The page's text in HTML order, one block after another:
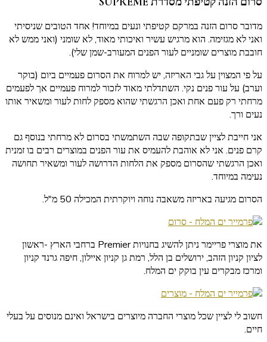
מדובר סרום הזנה במרקם קטיפתי ונעים במיוחד! אחד הטובים שניסיתי
ואני לא מגזימה. הוא מרגיש עשיר ואיכותי מאוד, לא שומני (ואני ממש לא
חובבת מוצרים שומניים לעור הפנים המעורב-שמן שלי).
על פי המצוין על גבי האריזה, יש למרוח את הסרום פעמיים ביום (בוקר
וערב) על עור פנים נקי. השתדלתי מאוד לזכור למרוח פעמיים אך לפעמים
מרחתי רק פעם אחת ואכן הרגשתי שהוא מספק לחות לעור ומשאיר אותו
נעים ורך.
אני חייבת לציין שבתקופה שבה השתמשתי בסרום לא מרחתי בנוסף גם
קרם פנים. אני לא אוהבת להעמיס את עור הפנים במוצרים רבים בו זמנית
ואכן הרגשתי שהסרום מספק את הלחות הדרושה לעור ומשאיר תחושה
נעימה במיוחד.
הסרום מגיעה באריזה משאבה נוחה ויוקרתית המכילה 50 מ"ל.
את מוצרי פריימרניתן להשיג בחנויותPremier ברחבי הארץ -ראשון
לציון קניון הזהב, ירושלים בן הלל, רמת גן קניון איילון, חיפה גרנד קניון
ומרכז מבקרים עין בוקק ים המלח.
חשוב לי לציין שכל מוצרי החברה מיוצרים בישראל ואינם מנוסים על בעלי
חיים.